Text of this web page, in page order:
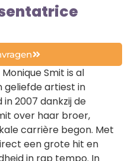
Smit is al
geliefde artiest in
2007 dankzij de
over haar broer,
carrière begon. Met
een grote hit en
in rap tempo. In